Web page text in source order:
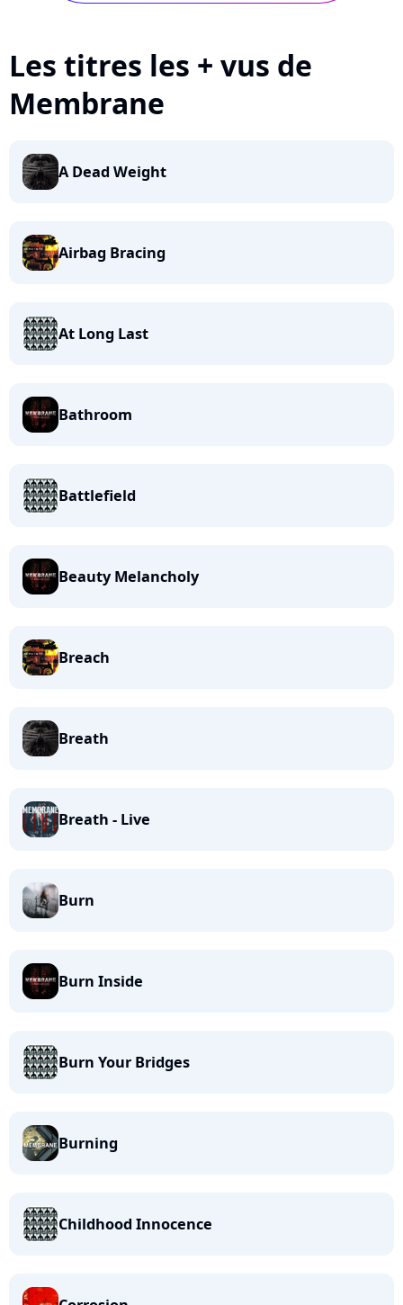
Les titres les + vus de
Membrane
A Dead Weight
Airbag Bracing
At Long Last
Bathroom
Battlefield
Beauty Melancholy
Breach
Breath
Breath - Live
Burn
Burn Inside
Burn Your Bridges
Burning
Childhood Innocence